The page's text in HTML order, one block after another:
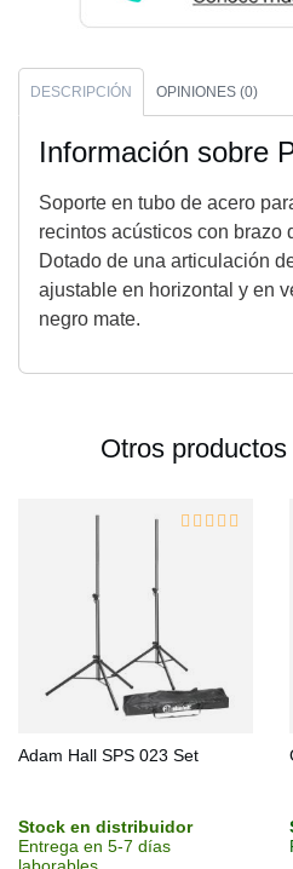
DESCRIPCIÓN OPINIONES (0)
Información sobre
Soporte en tubo de acero
recintos acústicos con brazo
Dotado de una articulación
ajustable en horizontal y en
negro mate.
Otros
Adam Hall SPS 023 Set
Stock en distribuidor
Entrega en 5-7 días